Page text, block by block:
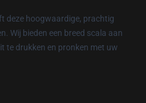
deze hoogwaardige, prachtig
Wij bieden een breed scala aan
te drukken en pronken met uw